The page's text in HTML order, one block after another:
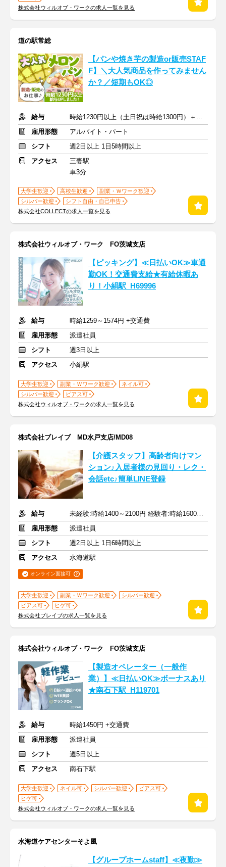
株式会社ウィルオブ・ワークの求人一覧を見る
道の駅常総
【パンや焼き芋の製造or販売STAF
F】＼大人気商品を作ってみません
か？／短期もOK◎
給与
時給1230円以上（土日祝は時給1300円）＋交通費
雇用形態
アルバイト・パート
シフト
週2日以上 1日5時間以上
アクセス
三妻駅
車3分
大学生歓迎 高校生歓迎
副業・Ｗワーク歓迎
シルバー歓迎
シフト自由・自己申告
株式会社COLLECTの求人一覧を見る
株式会社ウィルオブ・ワーク FO茨城支店
【ピッキング】≪日払いOK≫車通
勤OK！交通費支給★有給休暇あ
り！小絹駅_H69996
給与
時給1259～1574円 +交通費
雇用形態
派遣社員
シフト
週3日以上
アクセス
小絹駅
大学生歓迎 副業・Ｗワーク歓迎
ネイル可
シルバー歓迎
ピアス可
株式会社ウィルオブ・ワークの求人一覧を見る
株式会社ブレイブ MD水戸支店/MD08
【介護スタッフ】高齢者向けマン
ション♪入居者様の見回り・レク・
会話etc♪簡単LINE登録
給与
未経験:時給1400～2100円 経験者:時給1600～2400円+交通費全額
雇用形態
派遣社員
シフト
週2日以上 1日6時間以上
アクセス
水海道駅
オンライン面接可
大学生歓迎 副業・Ｗワーク歓迎
シルバー歓迎
ピアス可
ヒゲ可
株式会社ブレイブの求人一覧を見る
株式会社ウィルオブ・ワーク FO茨城支店
【製造オペレーター（一般作
業）】≪日払いOK≫ボーナスあり
★南石下駅_H119701
給与
時給1450円 +交通費
雇用形態
派遣社員
シフト
週5日以上
アクセス
南石下駅
大学生歓迎 ネイル可 シルバー歓迎
ピアス可
ヒゲ可
株式会社ウィルオブ・ワークの求人一覧を見る
水海道ケアセンターそよ風
【グループホームstaff】≪夜勤≫